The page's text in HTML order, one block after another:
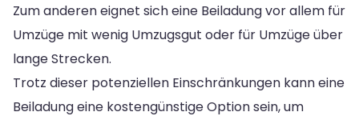
Zum anderen eignet sich eine Beiladung vor allem für
Umzüge mit wenig Umzugsgut oder für Umzüge über
lange Strecken.
Trotz dieser potenziellen Einschränkungen kann eine
Beiladung eine kostengünstige Option sein, um